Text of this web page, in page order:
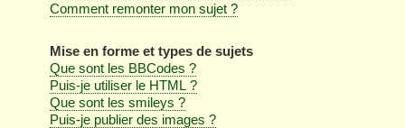
Comment remonter mon sujet ?
Mise en forme et types de sujets
Que sont les BBCodes ?
Puis-je utiliser le HTML ?
Que sont les smileys ?
Puis-je publier des images ?